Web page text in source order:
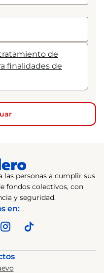
de
finalidades de
las personas a cumplir sus
fondos colectivos, con
y seguridad.
en: